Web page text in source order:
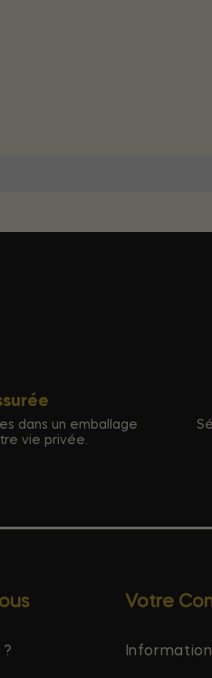
dans un emballage
vie privée.
Votre